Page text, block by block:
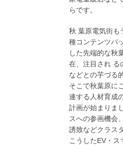
らです。
秋 葉原電気街も
種コンテンツパ
した先端的な秋
在、注目され る
などとの芋づる
そこで秋葉原に
連する人材育成
計画が始まりま
スへの参画機会
誘致などクラス
こうしたEV・